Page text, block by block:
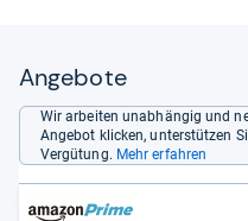
Angebote
Wir arbeiten unabhängig und
Angebot klicken, unterstützen
Vergütung. Mehr erfahren